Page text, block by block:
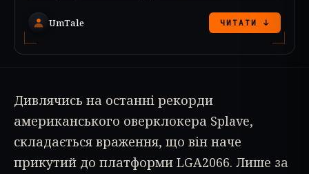
UmTale ЧИТАТИ ↓
Дивлячись на останні рекорди
американського оверклокера Splave,
складається враження, що він наче
прикутий до платформи LGA2066. Лише за